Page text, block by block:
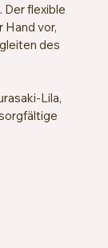
flexible
Hand vor,
des
Lila,